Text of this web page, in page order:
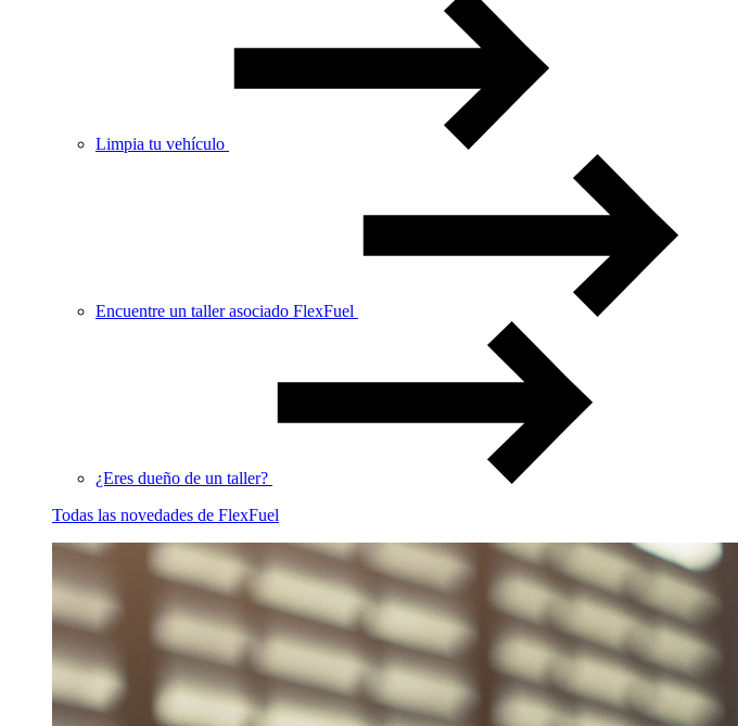
Limpia tu vehículo
Encuentre un taller asociado FlexFuel
¿Eres dueño de un taller?
Todas las novedades de FlexFuel